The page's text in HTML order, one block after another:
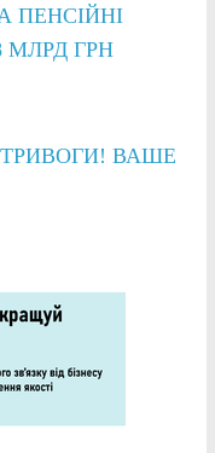
ПЕНСІЙНІ
МЛРД ГРН
ВАШЕ